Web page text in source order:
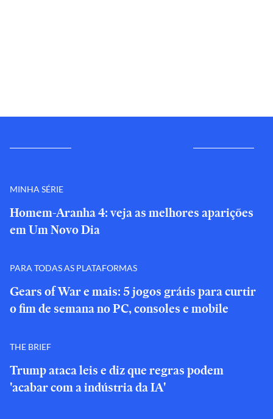
MINHA SÉRIE
Homem-Aranha 4: veja as melhores aparições
em Um Novo Dia
PARA TODAS AS PLATAFORMAS
Gears of War e mais: 5 jogos grátis para curtir
o fim de semana no PC, consoles e mobile
THE BRIEF
Trump ataca leis e diz que regras podem
'acabar com a indústria da IA'